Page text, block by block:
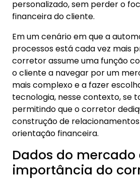
personalizado, sem perder o
financeira do cliente.
Em um cenário em que a
processos está cada vez mais
corretor assume uma função
o cliente a navegar por um
mais complexo e a fazer
tecnologia, nesse contexto, se
permitindo que o corretor
construção de relacionamentos
orientação financeira.
Dados do mercado
importância do